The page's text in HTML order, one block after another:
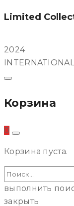
Limited
2024
Корзина
0
Корзина пуста.
выполнить
закрыть